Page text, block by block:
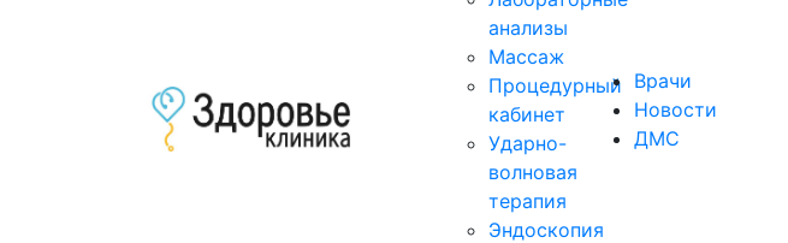
анализы
Массаж
Процедурный
кабинет
Ударно-
волновая
терапия
Эндоскопия
Врачи
Новости
ДМС